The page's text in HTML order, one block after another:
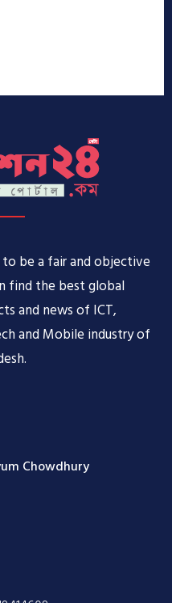
be a fair and objective
find the best global
and news of ICT,
and Mobile industry of
Chowdhury